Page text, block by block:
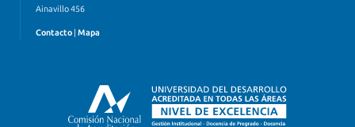
Ainavillo 456
Contacto | Mapa